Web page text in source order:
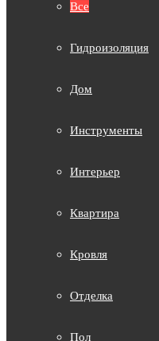
Все
Гидроизоляция
Дом
Инструменты
Интерьер
Квартира
Кровля
Отделка
Пол